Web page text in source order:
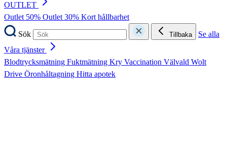
OUTLET
Outlet 50% Outlet 30% Kort hållbarhet
Sök
Tillbaka
Se alla
Våra tjänster
Blodtrycksmätning Fuktmätning Kry Vaccination Välvald Wolt
Drive Öronhåltagning Hitta apotek